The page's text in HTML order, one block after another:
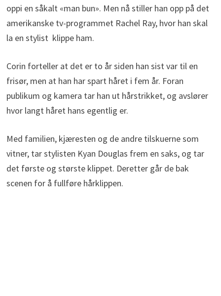
oppi en såkalt «man bun». Men nå stiller han opp på det
amerikanske tv-programmet Rachel Ray, hvor han skal
la en stylist klippe ham.
Corin forteller at det er to år siden han sist var til en
frisør, men at han har spart håret i fem år. Foran
publikum og kamera tar han ut hårstrikket, og avslører
hvor langt håret hans egentlig er.
Med familien, kjæresten og de andre tilskuerne som
vitner, tar stylisten Kyan Douglas frem en saks, og tar
det første og største klippet. Deretter går de bak
scenen for å fullføre hårklippen.